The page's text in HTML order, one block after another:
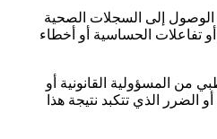
إلى السجلات الصحية
تفاعلات الحساسية أو أخطاء
من المسؤولية القانونية أو
الضرر الذي تتكبد نتيجة هذا